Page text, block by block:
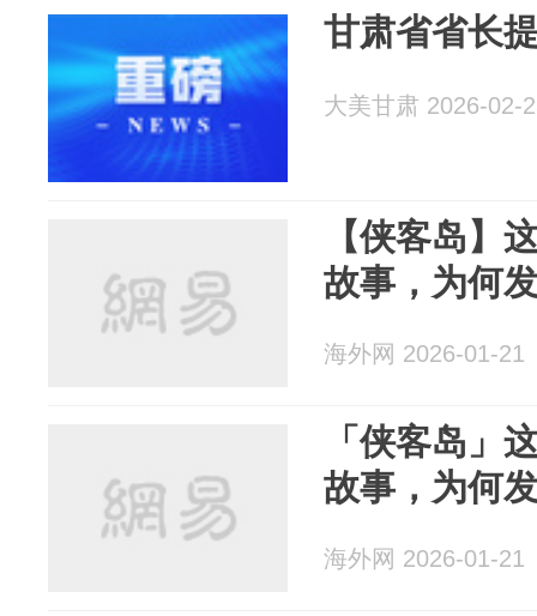
甘肃省省长
大美甘肃 2026-02-
【侠客岛】
故事，为何
海外网 2026-01-21
「侠客岛」
故事，为何
海外网 2026-01-21